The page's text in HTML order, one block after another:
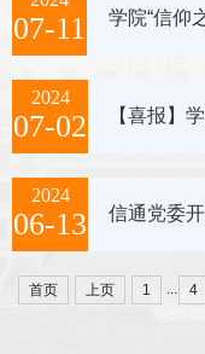
07-11
2024
07-02
2024
06-13 信通党委
首页 上页 1 ... 4